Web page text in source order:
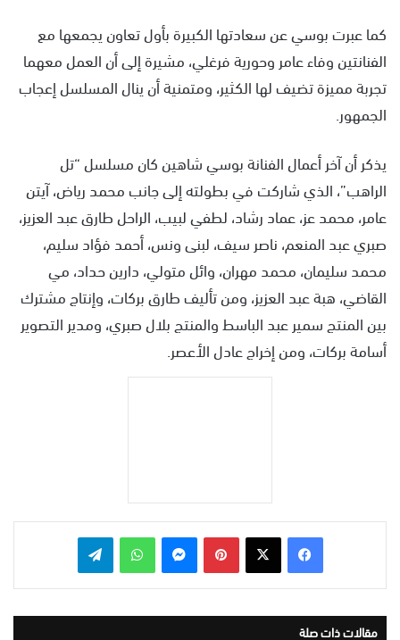
كما عبرت بوسي عن سعادتها الكبيرة بأول تعاون يجمعها مع
الفنانتين وفاء عامر وحورية فرغلي، مشيرة إلى أن العمل معهما
تجربة مميزة تضيف لها الكثير، ومتمنية أن ينال المسلسل إعجاب
الجمهور.
يذكر أن آخر أعمال الفنانة بوسي شاهين كان مسلسل “تل
الراهب”، الذي شاركت في بطولته إلى جانب محمد رياض، آيتن
عامر، محمد عز، عماد رشاد، لطفي لبيب، الراحل طارق عبد العزيز،
صبري عبد المنعم، ناصر سيف، لبنى ونس، أحمد فؤاد سليم،
محمد سليمان، محمد مهران، وائل متولي، دارين حداد، مي
القاضي، هبة عبد العزيز، ومن تأليف طارق بركات، وإنتاج مشترك
بين المنتج سمير عبد الباسط والمنتج بلال صبري، ومدير التصوير
أسامة بركات، ومن إخراج عادل الأعصر.
بينتيريست واتساب
مقالات ذات صلة